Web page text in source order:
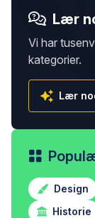
Lær
Vi har
kategorier.
Lær
Design
Historie